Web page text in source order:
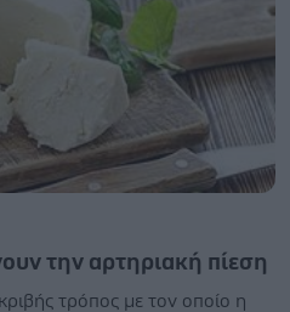
την αρτηριακή πίεση
τρόπος με τον οποίο η